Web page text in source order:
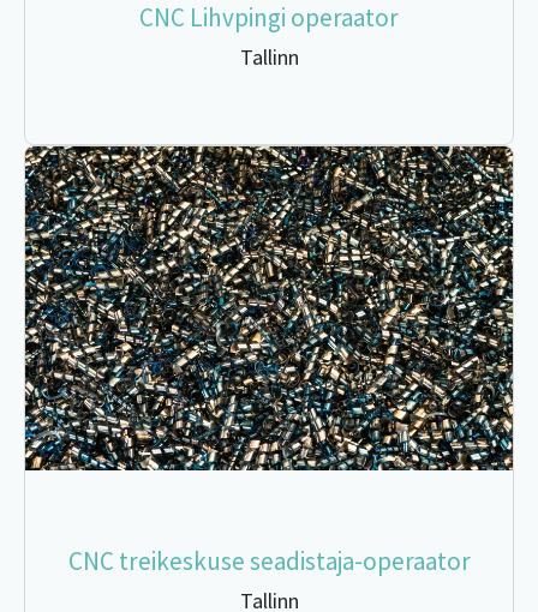
CNC Lihvpingi operaator
Tallinn
CNC treikeskuse seadistaja-operaator
Tallinn